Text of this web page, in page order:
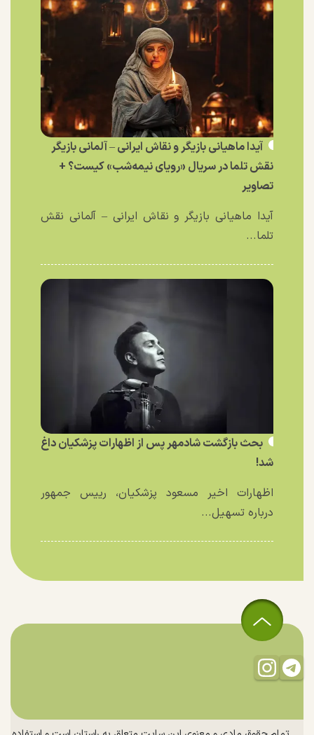
آیدا ماهیانی بازیگر و نقاش ایرانی – آلمانی بازیگر
نقش تلما در سریال «رویای نیمه‌شب» کیست؟ +
تصاویر
آیدا ماهیانی بازیگر و نقاش ایرانی – آلمانی نقش
تلما...
بحث بازگشت شادمهر پس از اظهارات پزشکیان داغ
شد!
اظهارات اخیر مسعود پزشکیان، رییس جمهور
درباره تسهیل...